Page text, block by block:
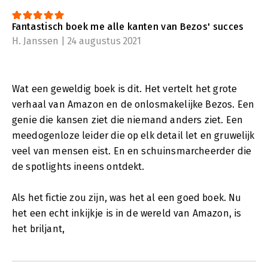
Fantastisch boek me alle kanten van Bezos' succes
H. Janssen | 24 augustus 2021
Wat een geweldig boek is dit. Het vertelt het grote
verhaal van Amazon en de onlosmakelijke Bezos. Een
genie die kansen ziet die niemand anders ziet. Een
meedogenloze leider die op elk detail let en gruwelijk
veel van mensen eist. En en schuinsmarcheerder die
de spotlights ineens ontdekt.
Als het fictie zou zijn, was het al een goed boek. Nu
het een echt inkijkje is in de wereld van Amazon, is
het briljant,